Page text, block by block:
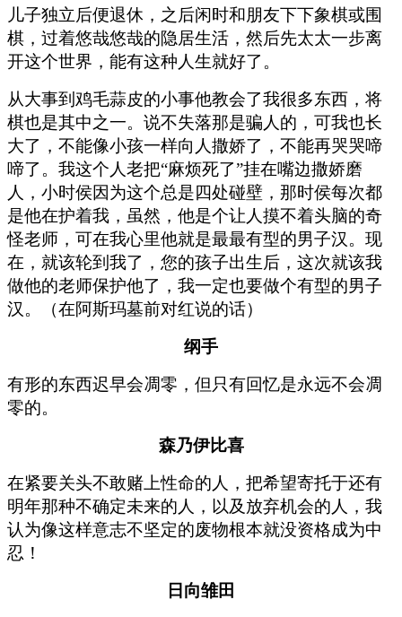
儿子独立后便退休，之后闲时和朋友下下象棋或围
棋，过着悠哉悠哉的隐居生活，然后先太太一步离
开这个世界，能有这种人生就好了。
从大事到鸡毛蒜皮的小事他教会了我很多东西，将
棋也是其中之一。说不失落那是骗人的，可我也长
大了，不能像小孩一样向人撒娇了，不能再哭哭啼
啼了。我这个人老把“麻烦死了”挂在嘴边撒娇磨
人，小时侯因为这个总是四处碰壁，那时侯每次都
是他在护着我，虽然，他是个让人摸不着头脑的奇
怪老师，可在我心里他就是最最有型的男子汉。现
在，就该轮到我了，您的孩子出生后，这次就该我
做他的老师保护他了，我一定也要做个有型的男子
汉。（在阿斯玛墓前对红说的话）
纲手
有形的东西迟早会凋零，但只有回忆是永远不会凋
零的。
森乃伊比喜
在紧要关头不敢赌上性命的人，把希望寄托于还有
明年那种不确定未来的人，以及放弃机会的人，我
认为像这样意志不坚定的废物根本就没资格成为中
忍！
日向雏田